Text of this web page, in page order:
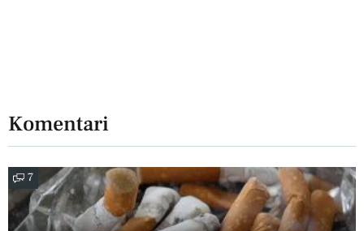
Komentari
7